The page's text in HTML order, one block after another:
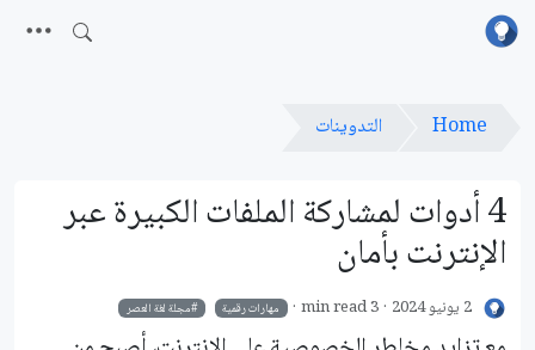
Home التدوينات
4 أدوات لمشاركة الملفات الكبيرة عبر
الإنترنت بأمان
2 يونيو 2024 3 min read مهارات رقمية مجلة لغة العصر